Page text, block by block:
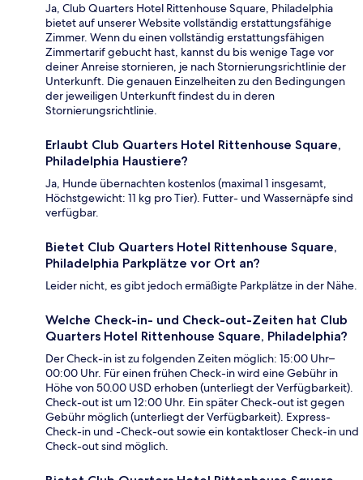
Ja, Club Quarters Hotel Rittenhouse Square, Philadelphia
bietet auf unserer Website vollständig erstattungsfähige
Zimmer. Wenn du einen vollständig erstattungsfähigen
Zimmertarif gebucht hast, kannst du bis wenige Tage vor
deiner Anreise stornieren, je nach Stornierungsrichtlinie der
Unterkunft. Die genauen Einzelheiten zu den Bedingungen
der jeweiligen Unterkunft findest du in deren
Stornierungsrichtlinie.
Erlaubt Club Quarters Hotel Rittenhouse Square,
Philadelphia Haustiere?
Ja, Hunde übernachten kostenlos (maximal 1 insgesamt,
Höchstgewicht: 11 kg pro Tier). Futter- und Wassernäpfe sind
verfügbar.
Bietet Club Quarters Hotel Rittenhouse Square,
Philadelphia Parkplätze vor Ort an?
Leider nicht, es gibt jedoch ermäßigte Parkplätze in der Nähe.
Welche Check-in- und Check-out-Zeiten hat Club
Quarters Hotel Rittenhouse Square, Philadelphia?
Der Check-in ist zu folgenden Zeiten möglich: 15:00 Uhr–
00:00 Uhr. Für einen frühen Check-in wird eine Gebühr in
Höhe von 50.00 USD erhoben (unterliegt der Verfügbarkeit).
Check-out ist um 12:00 Uhr. Ein später Check-out ist gegen
Gebühr möglich (unterliegt der Verfügbarkeit). Express-
Check-in und -Check-out sowie ein kontaktloser Check-in und
Check-out sind möglich.